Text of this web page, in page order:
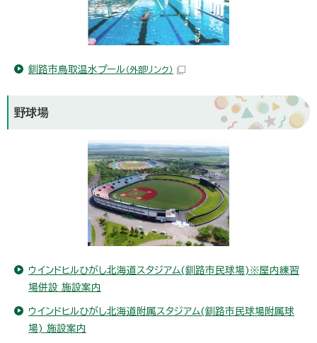
釧路市鳥取温水プール （外部リンク）
野球場
ウインドヒルひがし北海道スタジアム(釧路市民球場)※屋内練習
場併設 施設案内
ウインドヒルひがし北海道附属スタジアム(釧路市民球場附属球
場) 施設案内